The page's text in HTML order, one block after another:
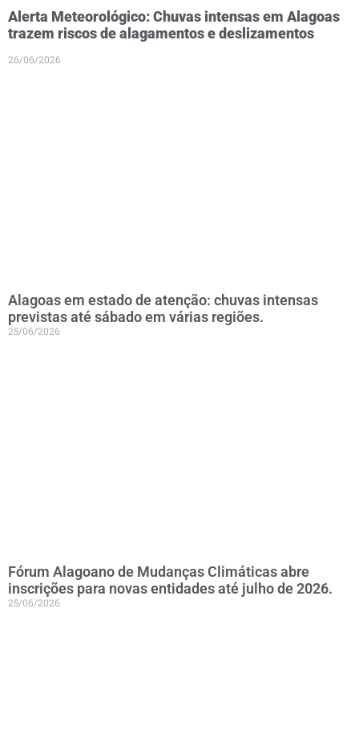
Alerta Meteorológico: Chuvas intensas em Alagoas
trazem riscos de alagamentos e deslizamentos
26/06/2026
Alagoas em estado de atenção: chuvas intensas
previstas até sábado em várias regiões.
25/06/2026
Fórum Alagoano de Mudanças Climáticas abre
inscrições para novas entidades até julho de 2026.
25/06/2026